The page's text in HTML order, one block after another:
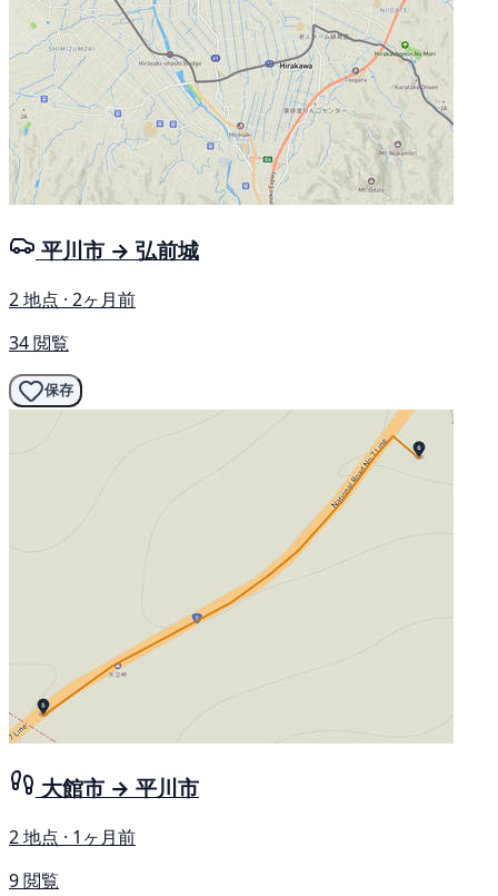
平川市 → 弘前城
2 地点 · 2ヶ月前
34 閲覧
保存
大館市 → 平川市
2 地点 · 1ヶ月前
9 閲覧